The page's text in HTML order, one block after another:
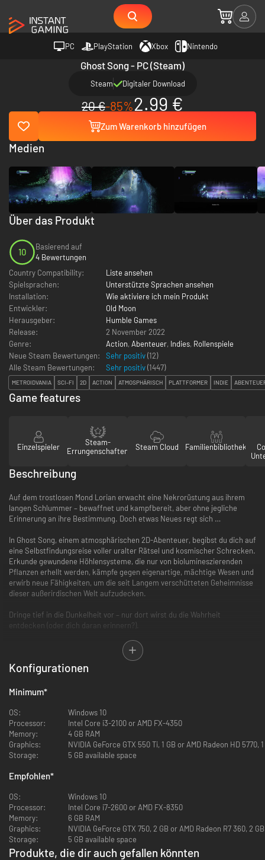
PC PlayStation Xbox Nintendo
Ghost Song - PC (Steam)
Steam Digitaler Download
20 €-85%2.99 €
Zum Warenkorb hinzufügen
Über das Produkt
10
Basierend auf
4 Bewertungen
Country Compatibility:
Liste ansehen
Spielsprachen:
Unterstützte Sprachen ansehen
Installation:
Wie aktiviere ich mein Produkt
Entwickler:
Old Moon
Herausgeber:
Humble Games
Release:
2 November 2022
Genre:
Action, Abenteuer, Indies, Rollenspiele
Neue Steam Bewertungen:
Sehr positiv(12)
Alle Steam Bewertungen:
Sehr positiv(1447)
METROIDVANIA SCI-FI 2D ACTION ATMOSPHÄRISCH PLATTFORMER INDIE
Medien
Game features
Einzelspieler
Steam-
Errungenschaften
Steam Cloud Familienbibliothek
Beschreibung
Auf dem trostlosen Mond Lorian erwacht eine Nekrorüstung aus ihrem
langen Schlummer – bewaffnet und kampfbereit, aber ohne jegliche
Erinnerung an ihre Bestimmung. Doch etwas Neues regt sich …
In Ghost Song, einem atmosphärischen 2D-Abenteuer, begibst du dich auf
eine Selbstfindungsreise voller uralter Rätsel und kosmischer Schrecken.
Erkunde gewundene Höhlensysteme, die nur von biolumineszierenden
Pflanzen erhellt werden, kämpfe gegen eigenartige, mächtige Wesen und
erwirb neue Fähigkeiten, um die seit Langem verschütteten Geheimnisse
dieser außerirdischen Welt aufzudecken.
Dringe tief in die Dunkelheit vor – nur dort wirst du die Wahrheit
entdecken (oder dich daran erinnern?).
Entdecke, was in der Tiefe verborgen liegt
aufgegebene Labore in einer weitläufigen, wunderschön gestalteten 2D-
Story.
Konfigurationen
Minimum*
OS:
Windows 10
Processor:
Intel Core i3-2100 or AMD FX-4350
Memory:
4 GB RAM
Graphics:
NVIDIA GeForce GTX 550 Ti, 1 GB or AMD Radeon HD 5770, 1
Storage:
5 GB available space
Empfohlen*
OS:
Windows 10
Processor:
Intel Core i7-2600 or AMD FX-8350
Memory:
6 GB RAM
Graphics:
NVIDIA GeForce GTX 750, 2 GB or AMD Radeon R7 360, 2 GB
Storage:
5 GB available space
Produkte, die dir auch gefallen könnten